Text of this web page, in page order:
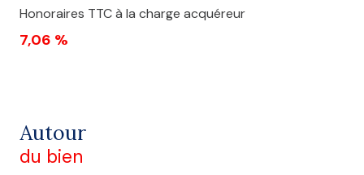
Honoraires TTC à la charge acquéreur
7,06 %
Autour
du bien